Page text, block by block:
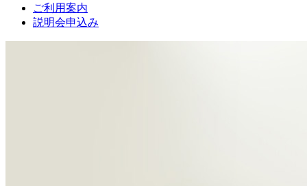
ご利用案内
説明会申込み